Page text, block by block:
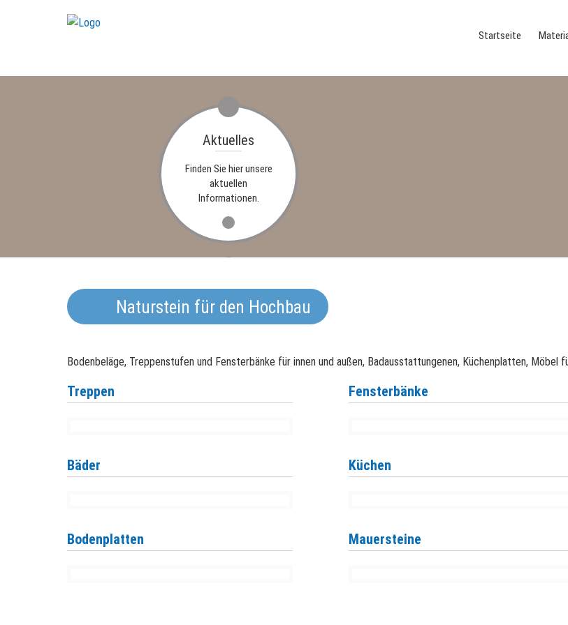
Startseite
Aktuelles
Finden Sie hier unsere
aktuellen
Informationen.
Termine
nachfolgenden Seite.
Naturstein für den Hochbau
Bodenbeläge, Treppenstufen und Fensterbänke für innen und außen, Badausstattungenen, Küchenplatten, Möbel
Treppen Fensterbänke
Bäder Küchen
Bodenplatten Mauersteine